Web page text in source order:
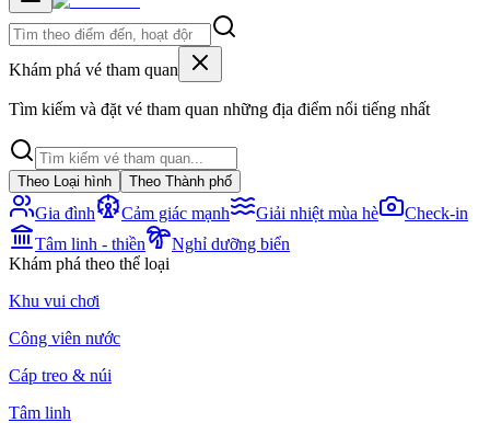
Khám phá vé tham quan
Tìm kiếm và đặt vé tham quan những địa điểm nổi tiếng nhất
Theo Loại hình Theo Thành phố
Gia đình Cảm giác mạnh Giải nhiệt mùa hè
Check-in
Tâm linh - thiền
Nghỉ dưỡng biển
Khám phá theo thể loại
Khu vui chơi
Công viên nước
Cáp treo & núi
Tâm linh